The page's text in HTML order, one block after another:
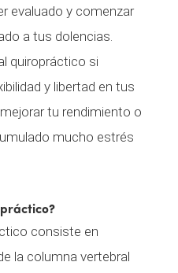
evaluado y comenzar
a tus dolencias.
quiropráctico si
y libertad en tus
tu rendimiento o
mucho estrés
consiste en
la columna vertebral